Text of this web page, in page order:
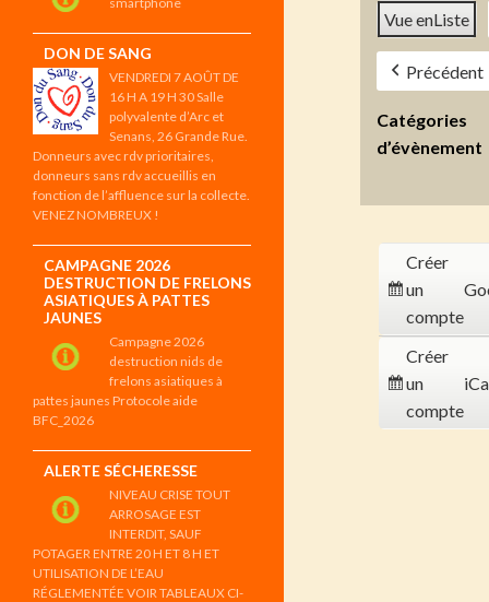
Vue enListe
Précédent
Catégories
d’évènement
Créer
un
compte
Créer
un
compte
DON DE SANG
VENDREDI 7 AOÛT DE
16 H A 19 H 30 Salle
polyvalente d’Arc et
Senans, 26 Grande Rue.
Donneurs avec rdv prioritaires,
donneurs sans rdv accueillis en
fonction de l’affluence sur la collecte.
VENEZ NOMBREUX !
CAMPAGNE 2026
DESTRUCTION DE FRELONS
ASIATIQUES À PATTES
JAUNES
Campagne 2026
destruction nids de
frelons asiatiques à
pattes jaunes Protocole aide
BFC_2026
ALERTE SÉCHERESSE
NIVEAU CRISE TOUT
ARROSAGE EST
INTERDIT, SAUF
POTAGER ENTRE 20 H ET 8 H ET
UTILISATION DE L’EAU
RÉGLEMENTÉE VOIR TABLEAUX CI-